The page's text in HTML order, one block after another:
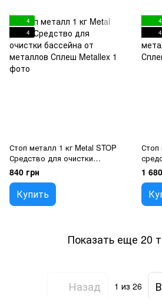
4
4
Стоп металл 1 кг Metal STOP
Средство для очистки
бассейна от металлов Сплеш
840 грн
Купить
4
4
Стоп
Сплеш
1
Показать еще 20
Назад 1 из 26